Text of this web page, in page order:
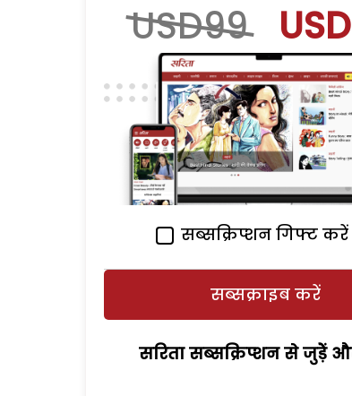
USD99
सब्सक्रिप्शन गिफ्ट करें
सब्सक्राइब करें
सरिता सब्सक्रिप्शन से जुड़ेें